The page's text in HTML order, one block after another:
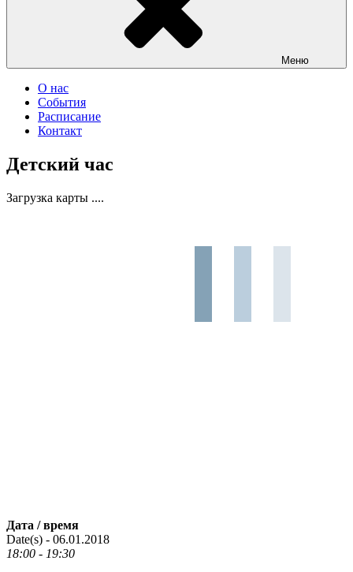
Меню
О нас
События
Расписание
Контакт
Детский час
Загрузка карты ....
Дата / время
Date(s) - 06.01.2018
18:00 - 19:30